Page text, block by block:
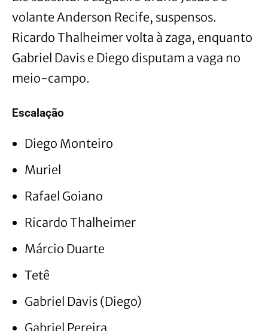
volante Anderson Recife, suspensos.
Ricardo Thalheimer volta à zaga, enquanto
Gabriel Davis e Diego disputam a vaga no
meio-campo.
Escalação
Diego Monteiro
Muriel
Rafael Goiano
Ricardo Thalheimer
Márcio Duarte
Tetê
Gabriel Davis (Diego)
Gabriel Pereira